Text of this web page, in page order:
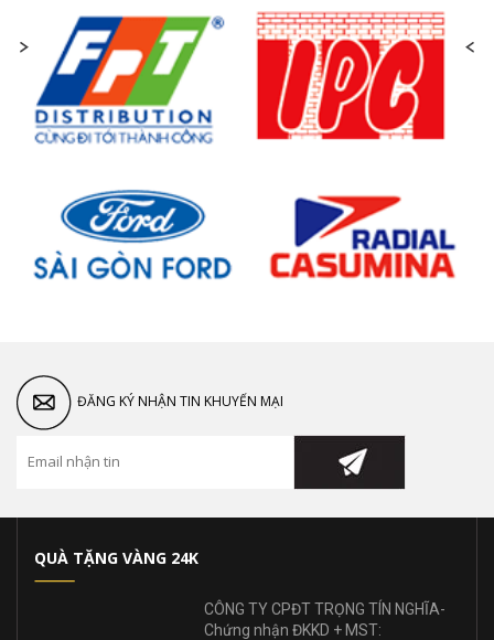
ĐĂNG KÝ NHẬN TIN KHUYẾN MẠI
QUÀ TẶNG VÀNG 24K
CÔNG TY CPĐT TRỌNG TÍN NGHĨA-
Chứng nhận ĐKKD + MST: